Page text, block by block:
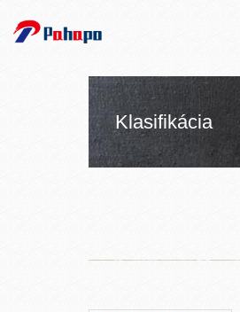
Klasifikácia